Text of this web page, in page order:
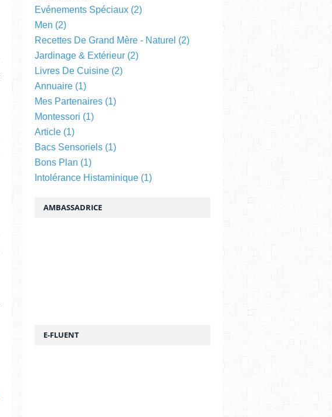
Evénements Spéciaux (2)
Men (2)
Recettes De Grand Mère - Naturel (2)
Jardinage & Extérieur (2)
Livres De Cuisine (2)
Annuaire (1)
Mes Partenaires (1)
Montessori (1)
Article (1)
Bacs Sensoriels (1)
Bons Plan (1)
Intolérance Histaminique (1)
AMBASSADRICE
E-FLUENT